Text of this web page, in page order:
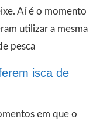
Aí é o momento
utilizar a mesma
pesca
isca de
em que o